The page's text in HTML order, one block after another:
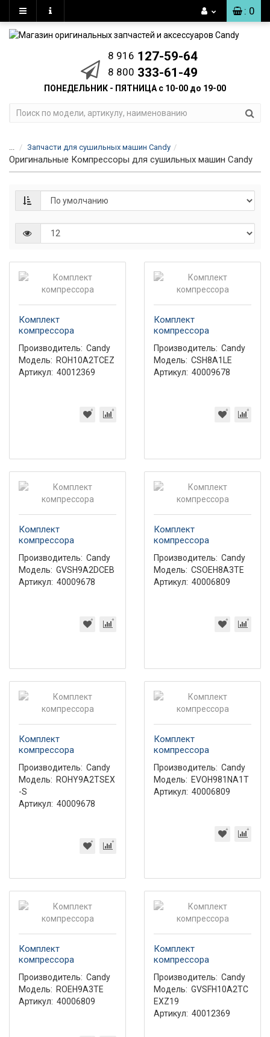
: 0
8 916 127-59-64
8 800 333-61-49
ПОНЕДЕЛЬНИК - ПЯТНИЦА с 10-00 до 19-00
... Запчасти для сушильных машин Candy
Оригинальные Компрессоры для сушильных машин Candy
Комплект
компрессора
Производитель: Candy
Модель: ROH10A2TCEZ
Артикул: 40012369
Комплект
компрессора
Производитель: Candy
Модель: CSH8A1LE
Артикул: 40009678
Комплект
компрессора
Производитель: Candy
Модель: GVSH9A2DCEB
Артикул: 40009678
Комплект
компрессора
Производитель: Candy
Модель: CSOEH8A3TE
Артикул: 40006809
Комплект
компрессора
Производитель: Candy
Модель: ROHY9A2TSEX
-S
Артикул: 40009678
Комплект
компрессора
Производитель: Candy
Модель: EVOH981NA1T
Артикул: 40006809
Комплект
компрессора
Производитель: Candy
Модель: ROEH9A3TE
Артикул: 40006809
Комплект
компрессора
Производитель: Candy
Модель: GVSFH10A2TC
EXZ19
Артикул: 40012369